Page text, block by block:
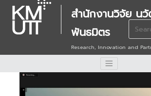
สำนักงานวิจัย นวั
พันธมิตร
Research, Innovation and
Search
for: